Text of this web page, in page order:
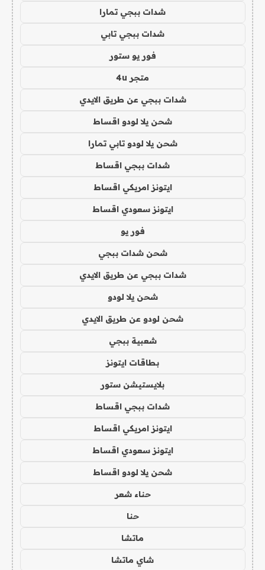
شدات ببجي تمارا
شدات ببجي تابي
فور يو ستور
متجر 4u
شدات ببجي عن طريق الايدي
شحن يلا لودو اقساط
شحن يلا لودو تابي تمارا
شدات ببجي اقساط
ايتونز امريكي اقساط
ايتونز سعودي اقساط
فور يو
شحن شدات ببجي
شدات ببجي عن طريق الايدي
شحن يلا لودو
شحن لودو عن طريق الايدي
شعبية ببجي
بطاقات ايتونز
بلايستيشن ستور
شدات ببجي اقساط
ايتونز امريكي اقساط
ايتونز سعودي اقساط
شحن يلا لودو اقساط
حناء شعر
حنا
ماتشا
شاي ماتشا